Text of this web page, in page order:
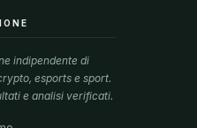
indipendente di
esports e sport.
e analisi verificati.